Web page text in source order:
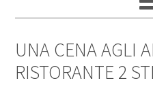
UNA CENA AGLI
RISTORANTE 2